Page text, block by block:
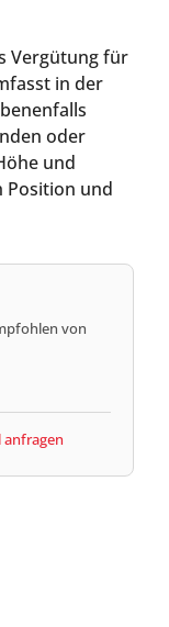
Vergütung für
in der
oder
und
Position und
von
anfragen